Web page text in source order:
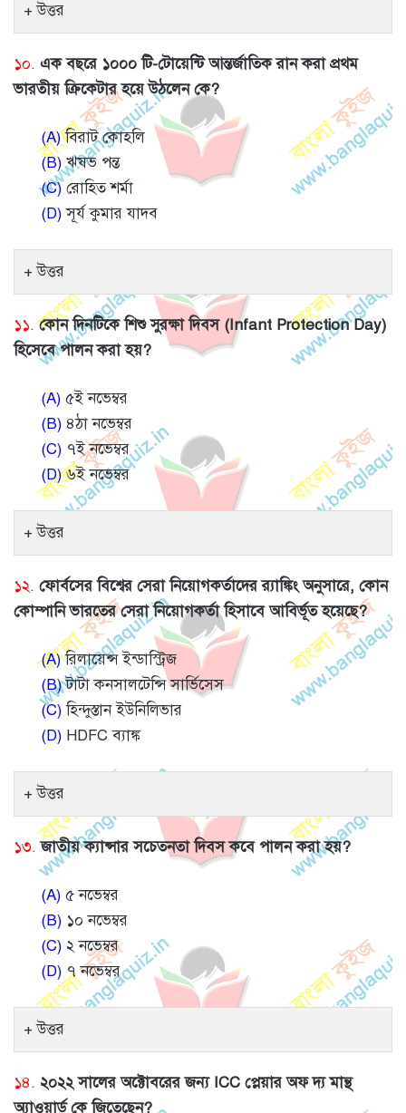
উত্তর
১০. এক বছরে ১০০০ টি-টোয়েন্টি আন্তর্জাতিক রান করা প্রথম
ভারতীয় ক্রিকেটার হয়ে উঠলেন কে?
(A)বিরাট কোহলি
(B)ঋষভ পন্ত
(C)রোহিত শর্মা
(D)সূর্য কুমার যাদব
উত্তর
১১. কোন দিনটিকে শিশু সুরক্ষা দিবস (Infant Protection Day)
হিসেবে পালন করা হয়?
(A) ৫ই নভেম্বর
(B) ৪ঠা নভেম্বর
(C) ৭ই নভেম্বর
(D)৬ই নভেম্বর
উত্তর
১২. ফোর্বসের বিশ্বের সেরা নিয়োগকর্তাদের র‍্যাঙ্কিং অনুসারে, কোন
কোম্পানি ভারতের সেরা নিয়োগকর্তা হিসাবে আবির্ভূত হয়েছে?
(A)রিলায়েন্স ইন্ডাস্ট্রিজ
(B)টাটা কনসালটেন্সি সার্ভিসেস
(C)হিন্দুস্তান ইউনিলিভার
(D) HDFC ব্যাঙ্ক
উত্তর
১৩. জাতীয় ক্যান্সার সচেতনতা দিবস কবে পালন করা হয়?
(A) ৫ নভেম্বর
(B) ১০ নভেম্বর
(C) ২ নভেম্বর
(D) ৭ নভেম্বর
উত্তর
১৪. ২০২২ সালের অক্টোবরের জন্য ICC প্লেয়ার অফ দ্য মান্থ
অ্যাওয়ার্ড কে জিতেছেন?